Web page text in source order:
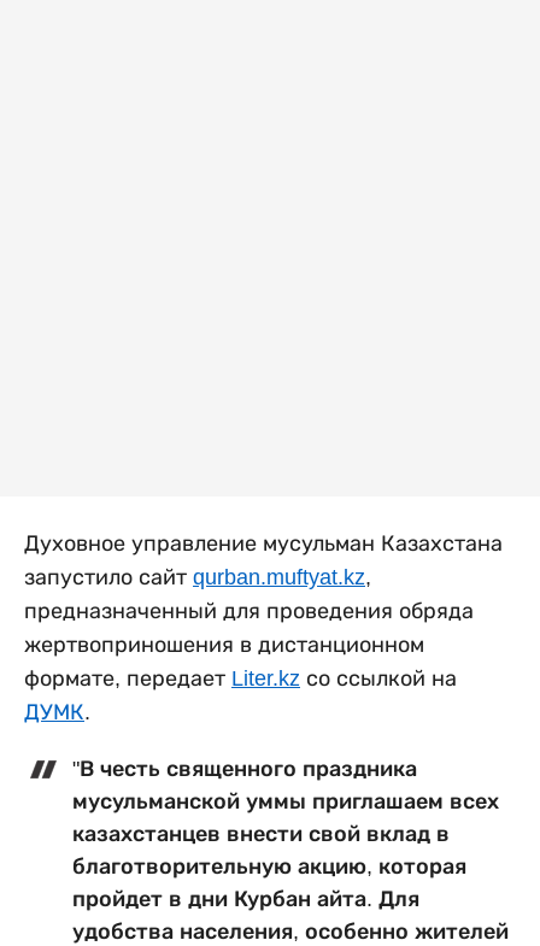
Духовное управление мусульман Казахстана
запустило сайт qurban.muftyat.kz,
предназначенный для проведения обряда
жертвоприношения в дистанционном
формате, передает Liter.kz со ссылкой на
ДУМК.
"В честь священного праздника
мусульманской уммы приглашаем всех
казахстанцев внести свой вклад в
благотворительную акцию, которая
пройдет в дни Курбан айта. Для
удобства населения, особенно жителей